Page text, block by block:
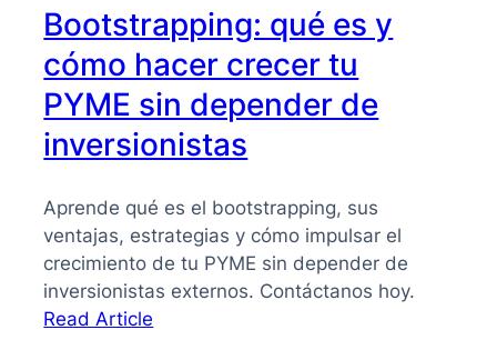
Bootstrapping: qué es y
cómo hacer crecer tu
PYME sin depender de
inversionistas
Aprende qué es el bootstrapping, sus
ventajas, estrategias y cómo impulsar el
crecimiento de tu PYME sin depender de
inversionistas externos. Contáctanos hoy.
Read Article